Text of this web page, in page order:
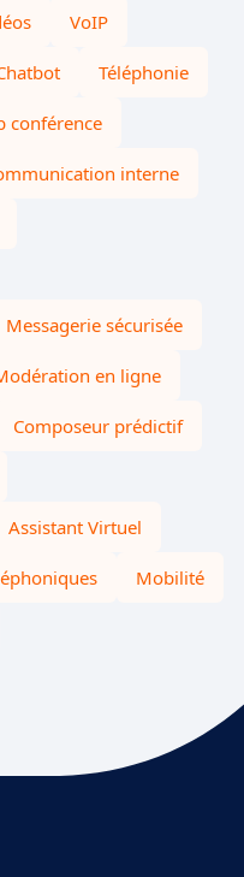
VoIP
Téléphonie
conférence
interne
Messagerie sécurisée
en ligne
Composeur prédictif
Assistant Virtuel
Mobilité